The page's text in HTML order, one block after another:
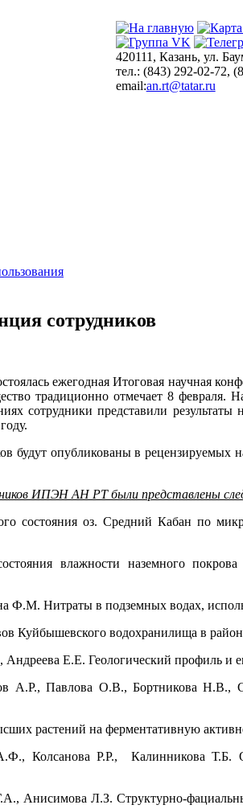
420111, Казань, ул.
тел.: (843) 292-02-72,
email:an.rt@tatar.ru
сотрудников
ежегодная Итоговая научная
традиционно отмечает 8
сотрудники представили
будут опубликованы в рецензируемых
ИПЭН АН РТ были представлены
состояния оз. Средний Кабан по
влажности наземного
Нитраты в подземных водах,
Куйбышевского водохранилища в
Е.Е. Геологический профиль и
А.Р., Павлова О.В., Бортникова Н.В.,
растений на ферментативную
Колсанова Р.Р., Калинникова Т.Б. О
Анисимова Л.З. Структурно-